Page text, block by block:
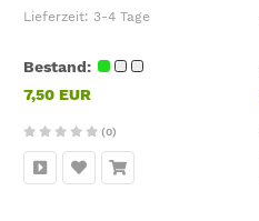
Lieferzeit: 3-4 Tage
Bestand:
7,50 EUR
(0)